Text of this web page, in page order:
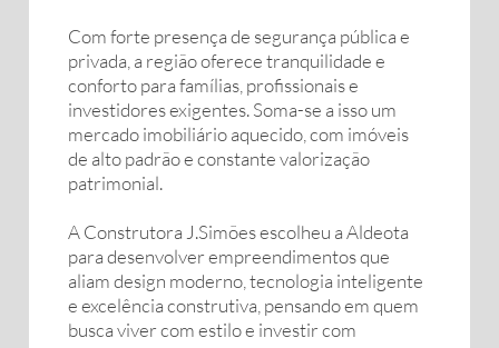
Com forte presença de segurança pública e
privada, a região oferece tranquilidade e
conforto para famílias, profissionais e
investidores exigentes. Soma-se a isso um
mercado imobiliário aquecido, com imóveis
de alto padrão e constante valorização
patrimonial.
A Construtora J.Simões escolheu a Aldeota
para desenvolver empreendimentos que
aliam design moderno, tecnologia inteligente
e excelência construtiva, pensando em quem
busca viver com estilo e investir com